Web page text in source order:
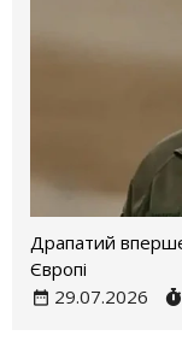
Драпатий
Європі
29.07.2026